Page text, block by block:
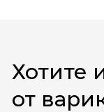
Хотите
от